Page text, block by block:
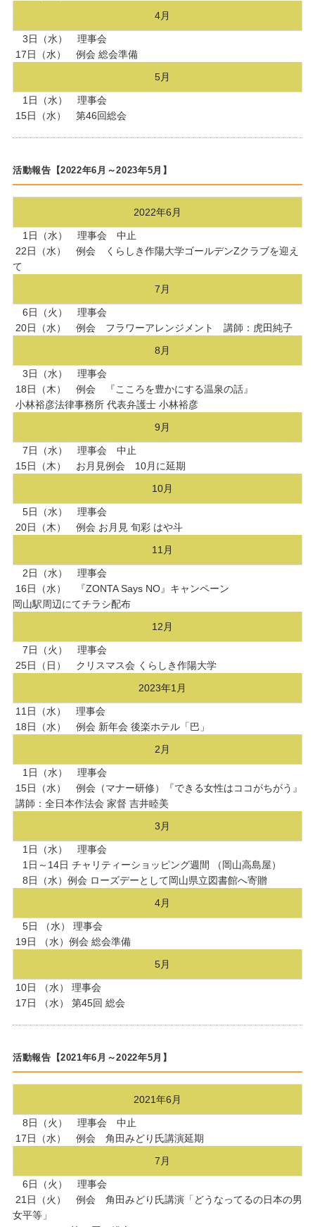
4月
3日（水） 理事会
17日（水） 例会 総会準備
5月
1日（水） 理事会
15日（水） 第46回総会
活動報告【2022年6月～2023年5月】
2022年6月
1日（水） 理事会 中止
22日（水） 例会 くらしき作陽大学ゴールデンZクラブを迎え
て
7月
6日（火） 理事会
20日（水） 例会 フラワーアレンジメント 講師：虎田純子
8月
3日（水） 理事会
18日（木） 例会 『こころを豊かにする温泉の話』
小林裕彦法律事務所 代表弁護士 小林裕彦
9月
7日（水） 理事会 中止
15日（木） お月見例会 10月に延期
10月
5日（水） 理事会
20日（木） 例会 お月見 旬彩 はや斗
11月
2日（水） 理事会
16日（水） 『ZONTA Says NO』キャンペーン
岡山駅周辺にてチラシ配布
12月
7日（火） 理事会
25日（日） クリスマス会 くらしき作陽大学
2023年1月
11日（水） 理事会
18日（水） 例会 新年会 後楽ホテル「巴」
2月
1日（水） 理事会
15日（水） 例会（マナー研修）『できる女性はココがちがう』
講師：全日本作法会 家督 吉井睦美
3月
1日（水） 理事会
1日～14日 チャリティーショッピング週間 （岡山高島屋）
8日（水）例会 ローズデーとして岡山県立図書館へ寄贈
4月
5日 （水） 理事会
19日 （水）例会 総会準備
5月
10日 （水） 理事会
17日 （水） 第45回 総会
活動報告【2021年6月～2022年5月】
2021年6月
8日（火） 理事会 中止
17日（水） 例会 角田みどり氏講演延期
7月
6日（火） 理事会
21日（火） 例会 角田みどり氏講演「どうなってるの日本の男
女平等」